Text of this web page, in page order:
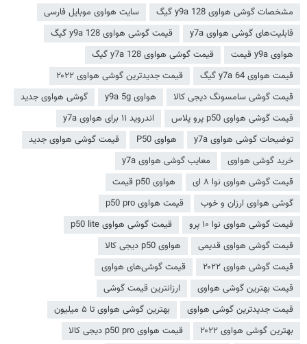
مشخصات گوشی هواوی y9a 128 گیگ
سایت هواوی موبایل فارسی
قابلیت‌های گوشی هواوی y7a
قیمت گوشی هواوی y9a 128 گیگ
هواوی y9a قیمت
قیمت گوشی هواوی y7a 128 گیگ
قیمت هواوی y7a 64 گیگ
قیمت جدیدترین گوشی هواوی ۲۰۲۲
قیمت گوشی سامسونگ دیجی کالا
هواوی y9a 5g
گوشی هواوی جدید
قیمت گوشی هواوی p50 پرو پلاس
اندروید ۱۱ برای هواوی y7a
توضیحات گوشی هواوی y7a
هواوی P50
قیمت گوشی هواوی جدید
خرید گوشی هواوی
معایب گوشی هواوی y7a
قیمت گوشی هواوی نوا ۸ ای
هواوی p50 قیمت
گوشی هواوی ارزان و خوب
قیمت هواوی p50 pro
قیمت گوشی هواوی نوا ۱۰ پرو
قیمت گوشی هواوی p50 lite
قیمت گوشی هواوی قدیمی
هواوی p50 دیجی کالا
قیمت گوشی هواوی ۲۰۲۲
قیمت گوشی‌های هواوی
قیمت بهترین گوشی هواوی
ارزانترین قیمت گوشی
قیمت جدیدترین گوشی هواوی
بهترین گوشی هواوی تا ۵ میلیون
بهترین گوشی هواوی ۲۰۲۲
قیمت هواوی p50 pro دیجی کالا